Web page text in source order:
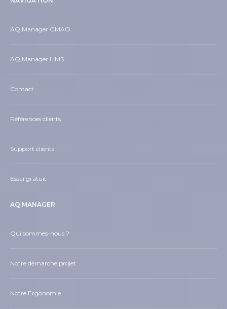
AQ Manager GMAO
AQ Manager LIMS
Contact
Références clients
Support clients
Essai gratuit
AQ MANAGER
Qui sommes-nous ?
Notre démarche projet
Notre Ergonomie